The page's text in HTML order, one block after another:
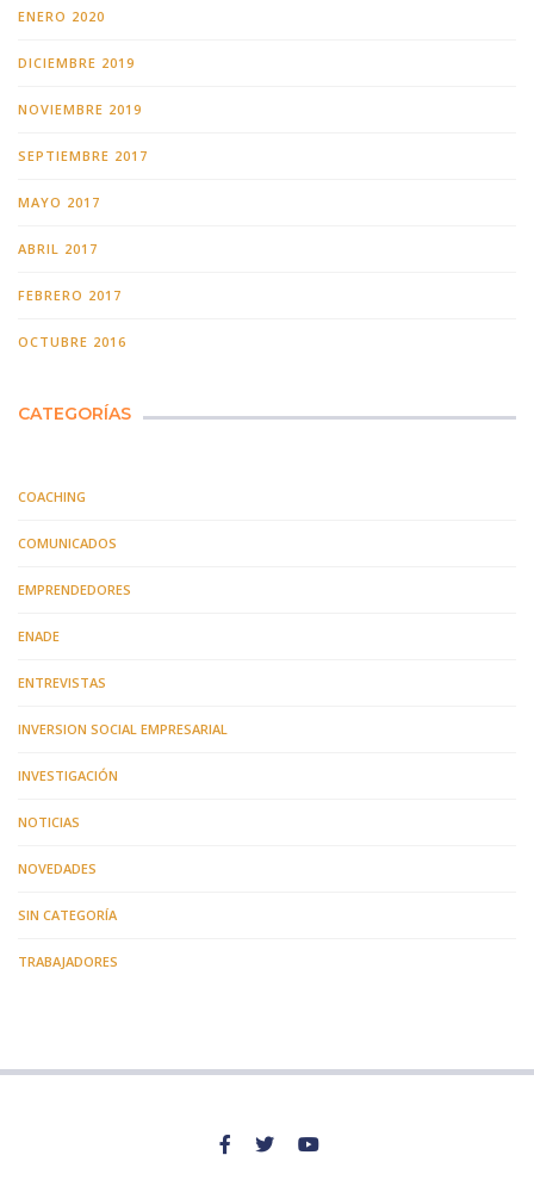
ENERO 2020
DICIEMBRE 2019
NOVIEMBRE 2019
SEPTIEMBRE 2017
MAYO 2017
ABRIL 2017
FEBRERO 2017
OCTUBRE 2016
CATEGORÍAS
COACHING
COMUNICADOS
EMPRENDEDORES
ENADE
ENTREVISTAS
INVERSION SOCIAL EMPRESARIAL
INVESTIGACIÓN
NOTICIAS
NOVEDADES
SIN CATEGORÍA
TRABAJADORES